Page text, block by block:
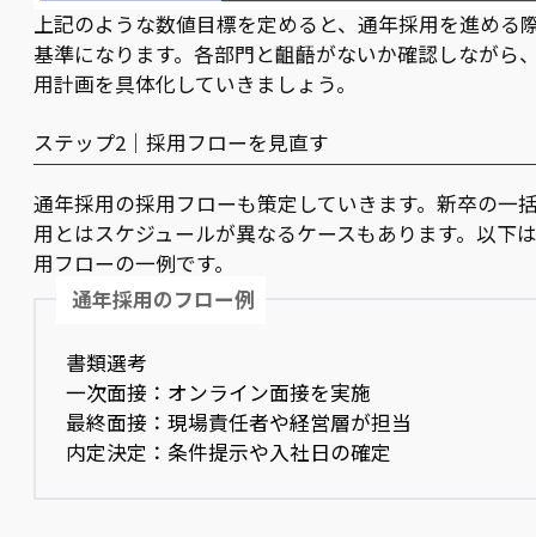
上記のような数値目標を定めると、通年採用を進める
基準になります。各部門と齟齬がないか確認しながら
用計画を具体化していきましょう。
ステップ2｜採用フローを見直す
通年採用の採用フローも策定していきます。新卒の一
用とはスケジュールが異なるケースもあります。以下
用フローの一例です。
通年採用のフロー例
書類選考
一次面接：オンライン面接を実施
最終面接：現場責任者や経営層が担当
内定決定：条件提示や入社日の確定